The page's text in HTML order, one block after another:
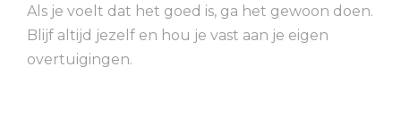
Als je voelt dat het goed is, ga het gewoon doen.
Blijf altijd jezelf en hou je vast aan je eigen
overtuigingen.